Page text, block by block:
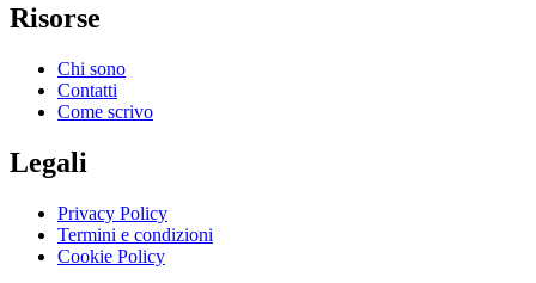
Risorse
Chi sono
Contatti
Come scrivo
Legali
Privacy Policy
Termini e condizioni
Cookie Policy